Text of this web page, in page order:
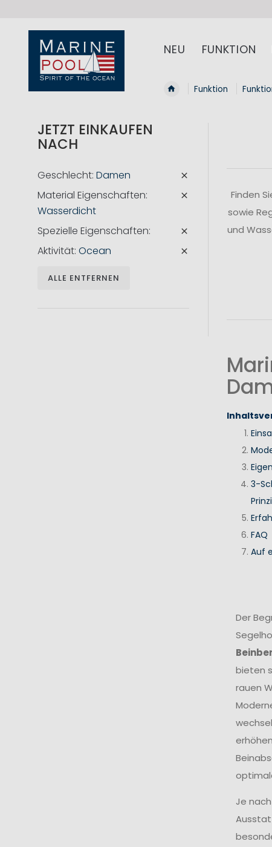
NEU FUNKTION
Funktion
Finden
sowie
und
3-
FAQ
Auf
Der
bieten
rauen
Je
JETZT EINKAUFEN
NACH
Geschlecht Damen
Material Eigenschaften
Wasserdicht
Spezielle Eigenschaften
Aktivität Ocean
ALLE ENTFERNEN